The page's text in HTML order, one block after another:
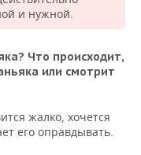
и нужной.
Что происходит,
или смотрит
жалко, хочется
его оправдывать.